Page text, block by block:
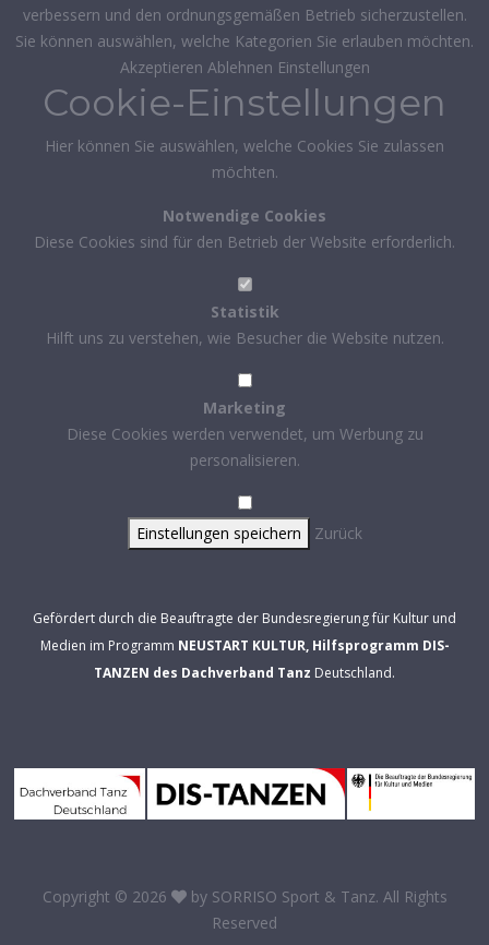
verbessern und den ordnungsgemäßen Betrieb sicherzustellen.
Sie können auswählen, welche Kategorien Sie erlauben möchten.
Akzeptieren Ablehnen Einstellungen
Cookie-Einstellungen
Hier können Sie auswählen, welche Cookies Sie zulassen
möchten.
Notwendige Cookies
Diese Cookies sind für den Betrieb der Website erforderlich.
Statistik
Hilft uns zu verstehen, wie Besucher die Website nutzen.
Marketing
Diese Cookies werden verwendet, um Werbung zu
personalisieren.
Einstellungen speichern Zurück
Gefördert durch die Beauftragte der Bundesregierung für Kultur und
Medien im Programm NEUSTART KULTUR, Hilfsprogramm DIS-
TANZEN des Dachverband Tanz Deutschland.
Copyright © 2026 by SORRISO Sport & Tanz. All Rights
Reserved